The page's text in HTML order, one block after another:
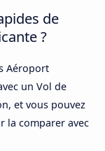
de
?
Aéroport
un Vol de
et vous pouvez
la comparer avec